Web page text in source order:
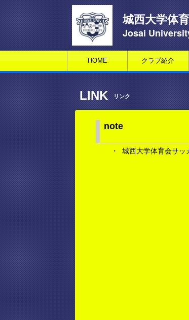
城西大学体
Josai
HOME クラブ紹介
LINK リンク
note
・ 城西大学体育会サッ